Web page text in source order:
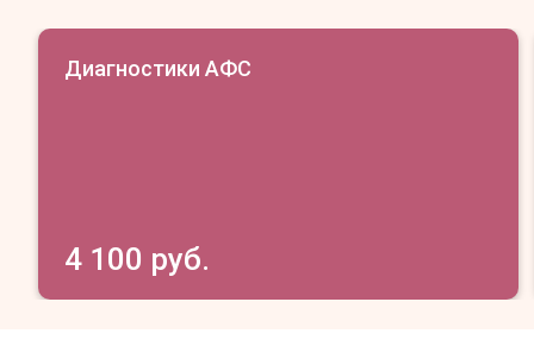
Диагностики АФС
4 100 руб.